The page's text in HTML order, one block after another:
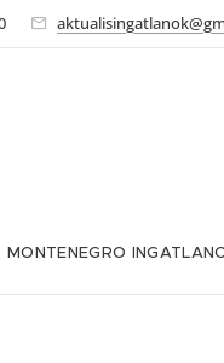
MONTENEGRO